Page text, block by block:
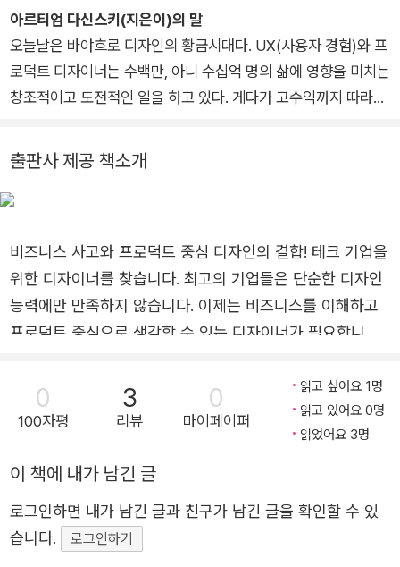
명》 《워렌 버핏, 위대한 자본가의 탄생》 《퓨처 노멀》 《위대한 치
킨의 탄생》 《해결 할 프로덕트 디자인》 《유연함의 힘》 《얼굴 없
는 중개자들》 《최강의 조직》 《아마존처럼 생각하라》 《나폴레온
힐의 성공으로 가는 마법의 사다리》 《눈 먼 자들의 경제》 《위대
아르티엄 다신스키(지은이)의 말
오늘날은 바야흐로 디자인의 황금시대다. UX(사용자 경험)와 프
로덕트 디자이너는 수백만, 아니 수십억 명의 삶에 영향을 미치는
창조적이고 도전적인 일을 하고 있다. 게다가 고수익까지 따라온
요직을 차지하거나 직접 창업에 나서는 디자이너도 점점 늘어나
는 추세다.
시각적 안목이 뛰어나다고 무조건 최고의 디자이너인 것은 아니
에서 가장 성공적인 디자이너들은 디자인이 비즈니스에 어떤 영
향을 미치는지 그리고 조직 내에서 갖는 디자인의 가치를 깊이 이
해하고 있다.
IT 기업에서 디자이너로 성공하기 위해서는 많은 역량과 기술이
와 협업하는 비결, 비 (非) 디자이너에게 디자인 산출물을 프레젠
테이션하는 기술, 고객 리서치를 수행하고 고객을 이해하는 방법
론, 비즈니스의 핵심 성과 지표 (Key Performance Indicator,
KPI)를 달성하기 위해 디자인을 최적화시키는 기교, 디자인의 성
능을 측정하는 방법 등과 같이 말이다. 그러나 안타깝게도 디자인
전문 교육기관이 이런 기술과 방법을 전부 가르쳐주는 것은 아니
다. 하나의 산업으로서 우리는 기술적으로 더욱 뛰어난 디자이너
출판사 제공 책소개
비즈니스 사고와 프로덕트 중심 디자인의 결합! 테크 기업을
위한 디자이너를 찾습니다. 최고의 기업들은 단순한 디자인
능력에만 만족하지 않습니다. 이제는 비즈니스를 이해하고
프로덕트 중심으로 생각할 수 있는 디자이너가 필요합니다.
을 이해하세요. 기업의 비전과 목표를 이해하며 혁신적인 프
로덕트를 설계하고 구체화하는 역할을 배우세요. 디자인 면
접 준비와 포트폴리오 작성, 그리고 디자이너들과의 인터뷰
를 통해 더 나은 디자이너로 성장하세요. 이 책에서 무엇을
이너를 채용하는 과정을 이해하고 디자인 실습을 연습하세
요. 디자인 커리어 업그레이드: 프로덕트 디자인 스킬을 연
0
100자평
3
리뷰
0
마이페이퍼
읽고 싶어요 1명
읽고 있어요 0명
읽었어요 3명
이 책에 내가 남긴 글
로그인하면 내가 남긴 글과 친구가 남긴 글을 확인할 수 있
습니다.
로그인하기